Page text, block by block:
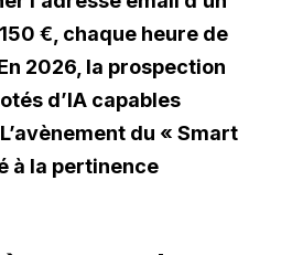
€, chaque heure de
2026, la prospection
d’IA capables
du « Smart
à la pertinence